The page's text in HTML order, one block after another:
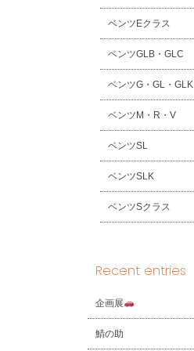
ベンツEクラス
ベンツGLB・GLC
ベンツG・GL・GLK
ベンツM・R・V
ベンツSL
ベンツSLK
ベンツSクラス
Recent entries
企画展
鯖の助